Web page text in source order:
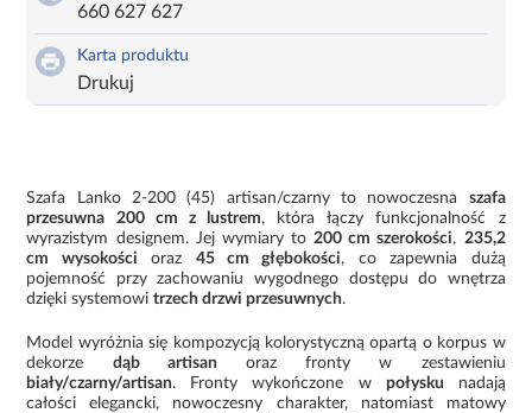
660 627 627
Karta produktu
Drukuj
Szafa Lanko 2-200 (45) artisan/czarny to nowoczesna szafa
przesuwna 200 cm z lustrem, która łączy funkcjonalność z
wyrazistym designem. Jej wymiary to200 cm szerokości, 235,2
cm wysokości oraz 45 cm głębokości, co zapewnia dużą
pojemność przy zachowaniu wygodnego dostępu do wnętrza
dzięki systemowitrzech drzwi przesuwnych.
Model wyróżnia się kompozycją kolorystyczną opartą o korpus w
dekorze dąb artisan oraz fronty w zestawieniu
biały/czarny/artisan. Fronty wykończone w połysku nadają
całości elegancki, nowoczesny charakter, natomiast matowy